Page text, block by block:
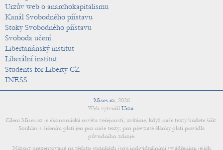
Urzův web o anarchokapitalismu
Kanál Svobodného přístavu
Stoky Svobodného přístavu
Svoboda učení
Libertariánský institut
Liberální institut
Students for Liberty CZ
INESS
Mises.cz, 2026
Web vytvořil Urza.
Cílem Mises.cz je ekonomická osvěta veřejnosti; uvítáme, když naše texty budete šířit.
Souhlas s šířením platí jen pro naše texty; pro převzaté články platí pravidla
původního zdroje.
Názory prezentované na těchto stránkách jsou individuálními vyjádřeními jejich